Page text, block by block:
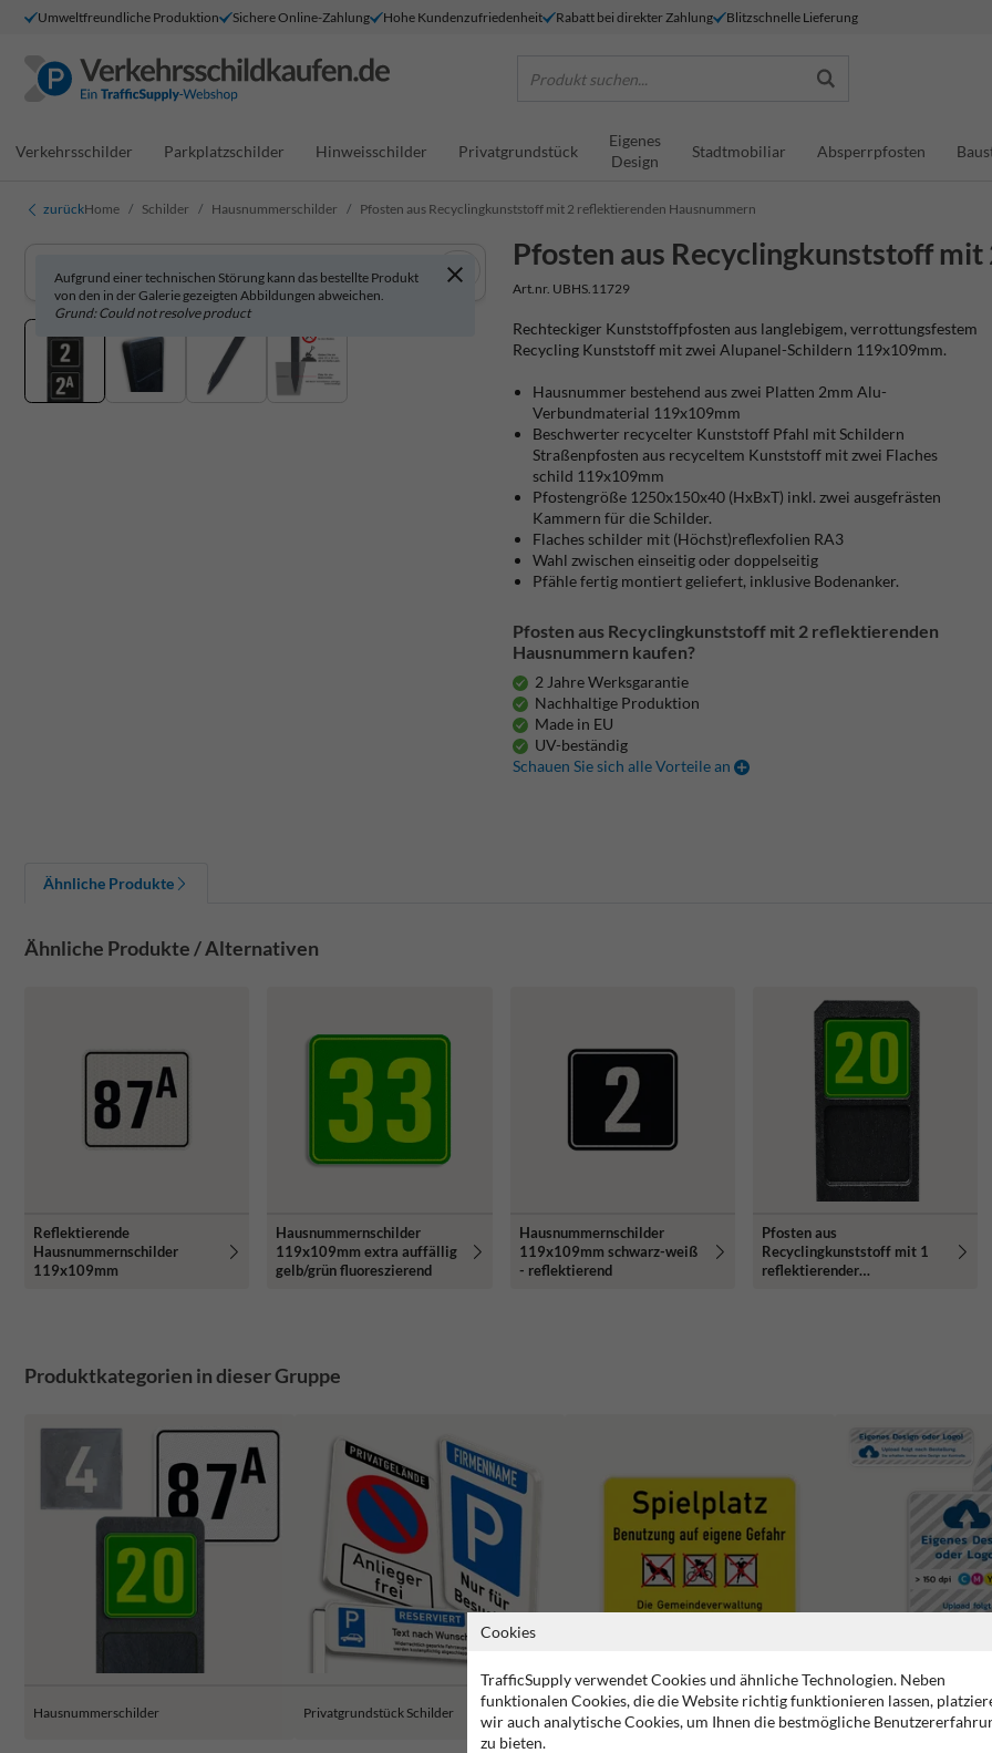
Umweltfreundliche Produktion Sichere Online-Zahlung Hohe Kundenzufriedenheit Rabatt bei direkter Zahlung Blitzschnelle Lieferung
Produkt suchen...
Verkehrsschilder Parkplatzschilder Hinweisschilder Privatgrundstück
Eigenes
Design
Stadtmobiliar Absperrpfosten
zurückHome Schilder Hausnummerschilder Pfosten aus Recyclingkunststoff mit 2 reflektierenden Hausnummern
Pfosten aus Recyclingkunststoff
Art.nr. UBHS.11729
Aufgrund einer technischen Störung kann das bestellte Produkt
von den in der Galerie gezeigten Abbildungen abweichen.
Grund: Could not resolve product
Rechteckiger Kunststoffpfosten aus langlebigem, verrottungsfestem
Recycling Kunststoff mit zwei Alupanel-Schildern 119x109mm.
Hausnummer bestehend aus zwei Platten 2mm Alu-
Verbundmaterial 119x109mm
Beschwerter recycelter Kunststoff Pfahl mit Schildern
Straßenpfosten aus recyceltem Kunststoff mit zwei Flaches
schild 119x109mm
Pfostengröße 1250x150x40 (HxBxT) inkl. zwei ausgefrästen
Kammern für die Schilder.
Flaches schilder mit (Höchst)reflexfolien RA3
Wahl zwischen einseitig oder doppelseitig
Pfähle fertig montiert geliefert, inklusive Bodenanker.
Pfosten aus Recyclingkunststoff mit 2 reflektierenden
Hausnummern kaufen?
2 Jahre Werksgarantie
Nachhaltige Produktion
Made in EU
UV-beständig
Schauen Sie sich alle Vorteile an
Ähnliche Produkte
Ähnliche Produkte / Alternativen
Reflektierende
Hausnummernschilder
119x109mm
Hausnummernschilder
119x109mm extra auffällig
gelb/grün fluoreszierend
Hausnummernschilder
119x109mm schwarz-weiß
- reflektierend
Pfosten aus
Recyclingkunststoff mit 1
reflektierender
Produktkategorien in dieser Gruppe
Hausnummerschilder Privatgrundstück Schilder Spielplatzschilder Schilder mit eigenem
Cookies
TrafficSupply verwendet Cookies und ähnliche Technologien. Neben
funktionalen Cookies, die die Website richtig funktionieren lassen,
wir auch analytische Cookies, um Ihnen die bestmögliche
zu bieten.